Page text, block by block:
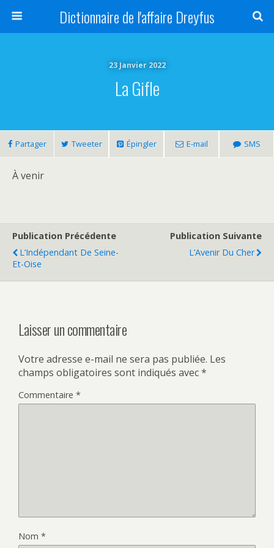
Dictionnaire de l'affaire Dreyfus
23 Janvier 2022
La Gifle
Partager Tweeter Épingler E-mail SMS
À venir
Publication Précédente
L’Indépendant De Seine-
Et-Oise
Publication Suivante
L’Avenir Du Cher
Laisser un commentaire
Votre adresse e-mail ne sera pas publiée. Les
champs obligatoires sont indiqués avec*
Commentaire *
Nom *